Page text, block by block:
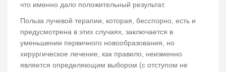
что именно дало положительный результат.
Польза лучевой терапии, которая, бесспорно, есть и
предусмотрена в этих случаях, заключается в
уменьшении первичного новообразования, но
хирургическое лечение, как правило, неизменно
является определяющим выбором (с отступом не